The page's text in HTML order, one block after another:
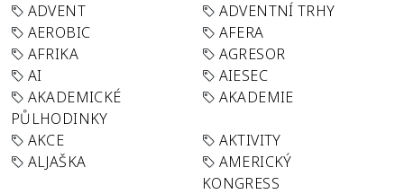
ADVENT
ADVENTNÍ TRHY
AEROBIC
AFERA
AFRIKA
AGRESOR
AI
AIESEC
AKADEMICKÉ
PŮLHODINKY
AKADEMIE
AKCE
AKTIVITY
ALJAŠKA
AMERICKÝ
KONGRESS